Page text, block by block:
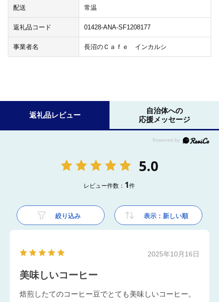
配送 常温
返礼品コード 01428-ANA-SF1208177
事業者名 長沼のＣａｆｅ インカルシ
返礼品レビュー
自治体への
応援メッセージ
5.0
レビュー件数： 1件
絞り込み 表示：新しい順
2025年10月16日
美味しいコーヒー
焙煎したてのコーヒー豆でとても美味しいコーヒー。